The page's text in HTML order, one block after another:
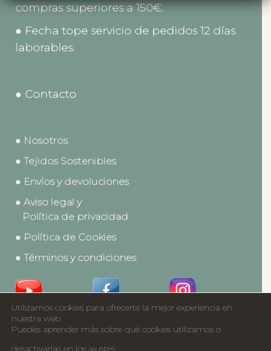
compras superiores a 150€.
● Fecha tope servicio de pedidos 12 días
laborables.
● Contacto
● Nosotros
● Tejidos Sostenibles
● Envíos y devoluciones
● Aviso legal y
Política de privacidad
● Política de Cookies
● Términos y condiciones
Acceso a Profesionales
Catálogos
Utilizamos cookies para ofrecerte la mejor experiencia en
nuestra web.
Puedes aprender más sobre qué cookies utilizamos o
desactivarlas en los ajustes